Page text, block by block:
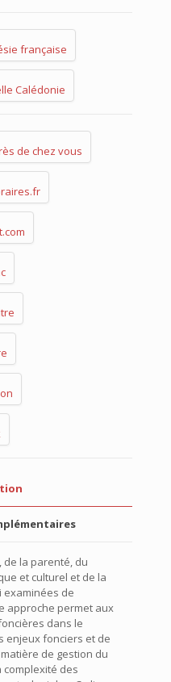
française
Calédonie
de chez vous
de la parenté, du
et culturel et de la
examinées de
approche permet aux
dans le
enjeux fonciers et de
de gestion du
des